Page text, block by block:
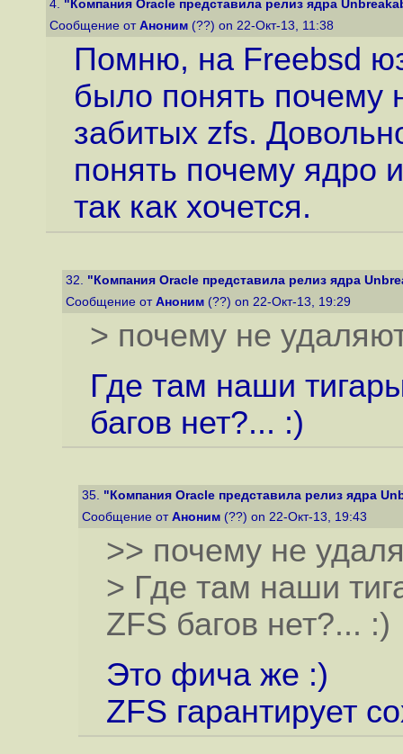
4. "Компания Oracle представила релиз ядра
Сообщение от Аноним (??) on 22-Окт-13, 11:38
Помню, на Freebsd
было понять почему
забитых zfs.
понять почему ядро
так как хочется.
32. "Компания Oracle представила релиз ядра
Сообщение от Аноним (??) on 22-Окт-13, 19:29
> почему не
Где там наши
багов нет?... :)
35. "Компания Oracle представила релиз ядра
Сообщение от Аноним (??) on 22-Окт-13, 19:43
>> почему не
> Где там наши
ZFS багов нет?... :)
Это фича же :)
ZFS гарантирует